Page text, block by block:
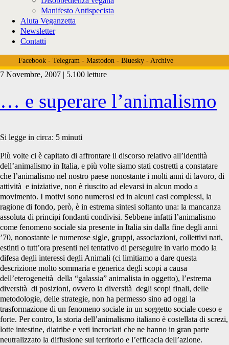
Manifesto Antispecista
Aiuta Veganzetta
Newsletter
Contatti
Facebook- Telegram- Mastodon- Bluesky- Archive
<span>troposfera</span>
7 Novembre, 2007 | 5.100 letture
… e superare l’animalismo
Si legge in circa: 5 minuti
Più volte ci è capitato di affrontare il discorso relativo all’identità
dell’animalismo in Italia, e più volte siamo stati costretti a constatare
che l’animalismo nel nostro paese nonostante i molti anni di lavoro, di
attività e iniziative, non è riuscito ad elevarsi in alcun modo a
movimento. I motivi sono numerosi ed in alcuni casi complessi, la
ragione di fondo, però, è in estrema sintesi soltanto una: la mancanza
assoluta di principi fondanti condivisi. Sebbene infatti l’animalismo
come fenomeno sociale sia presente in Italia sin dalla fine degli anni
’70, nonostante le numerose sigle, gruppi, associazioni, collettivi nati,
estinti o tutt’ora presenti nel tentativo di perseguire in vario modo la
difesa degli interessi degli Animali (ci limitiamo a dare questa
descrizione molto sommaria e generica degli scopi a causa
dell’eterogeneità della “galassia” animalista in oggetto), l’estrema
diversità di posizioni, ovvero la diversità degli scopi finali, delle
metodologie, delle strategie, non ha permesso sino ad oggi la
trasformazione di un fenomeno sociale in un soggetto sociale coeso e
forte. Per contro, la storia dell’animalismo italiano è costellata di screzi,
lotte intestine, diatribe e veti incrociati che ne hanno in gran parte
neutralizzato la diffusione sul territorio e l’efficacia dell’azione.